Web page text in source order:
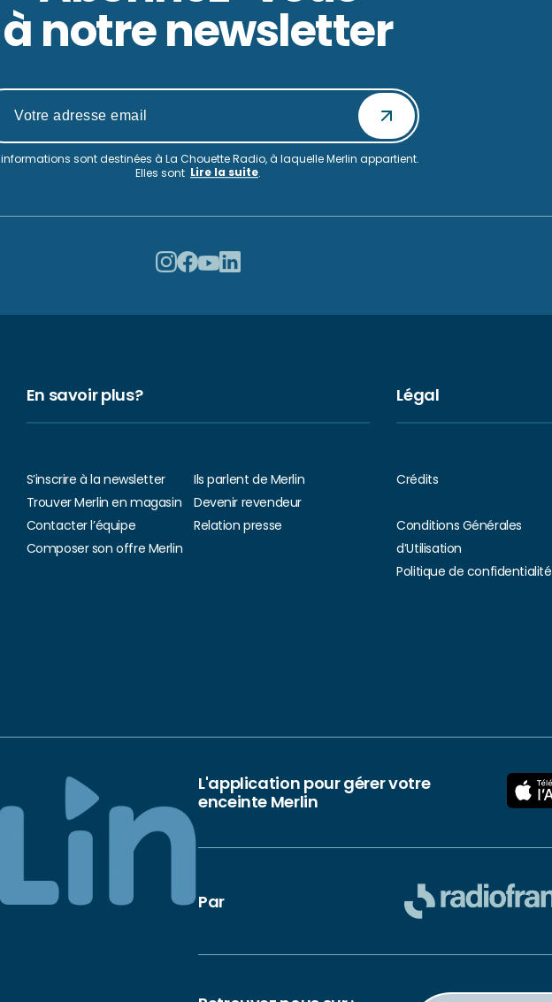
à notre newsletter
sont destinées à La Chouette Radio, à laquelle Merlin appartient.
Elles sont Lire la suite.
En savoir plus?
S’inscrire à la newsletter
Ils parlent de Merlin
Trouver Merlin en magasin
Devenir revendeur
Contacter l’équipe
Relation presse
Composer son offre Merlin
Légal
Crédits
Conditions Générales
d’Utilisation
Politique de confidentialité
L'application pour gérer votre
enceinte Merlin
Par